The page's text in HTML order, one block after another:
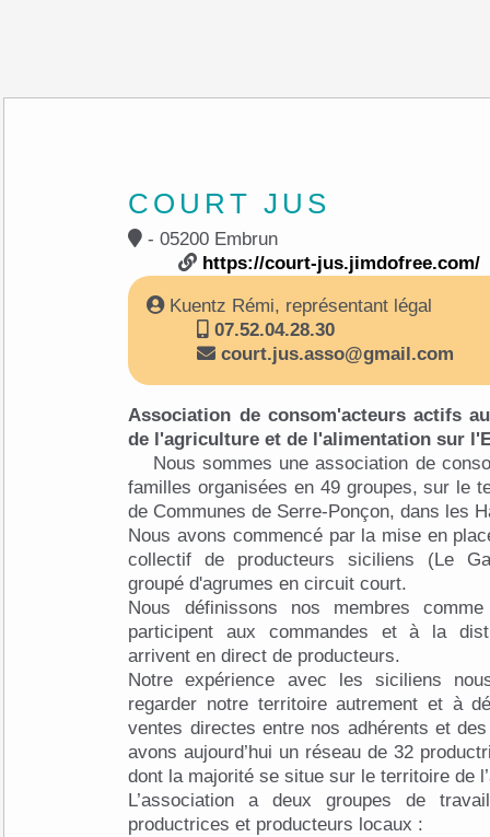
COURT JUS
- 05200 Embrun
https://court-jus.jimdofree.com/
Kuentz Rémi, représentant légal
07.52.04.28.30
court.jus.asso@gmail.com
Association de consom'acteurs actifs
de l'agriculture et de l'alimentation sur
Nous sommes une association de
familles organisées en 49 groupes, sur le
de Communes de Serre-Ponçon, dans les
Nous avons commencé par la mise en
collectif de producteurs siciliens (Le
groupé d'agrumes en circuit court.
Nous définissons nos membres
participent aux commandes et à la
arrivent en direct de producteurs.
Notre expérience avec les siciliens
regarder notre territoire autrement et à
ventes directes entre nos adhérents et
avons aujourd’hui un réseau de 32
dont la majorité se situe sur le territoire de
L’association a deux groupes de
productrices et producteurs locaux :